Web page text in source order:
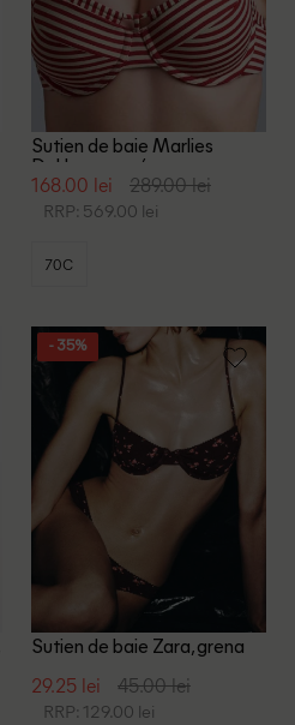
Sutien de baie Marlies
Dekkers, rosu/crem
168.00 lei 289.00 lei
RRP: 569.00 lei
70C
- 35%
Sutien de baie Zara, grena
29.25 lei 45.00 lei
RRP: 129.00 lei